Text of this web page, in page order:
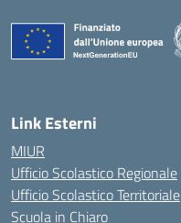
Link Esterni
MIUR
Ufficio Scolastico Regionale
Ufficio Scolastico Territoriale
Scuola in Chiaro